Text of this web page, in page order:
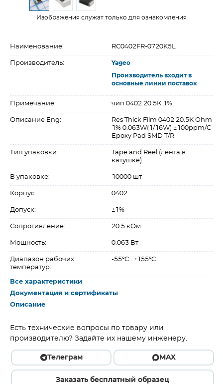
Изображения служат только для ознакомления
Наименование: RC0402FR-0720K5L
Производитель: Yageo
Производитель входит в
основные линии поставок
Примечание: чип 0402 20.5К 1%
Описание Eng:
Res Thick Film 0402 20.5K Ohm
1% 0.063W(1/16W) ±100ppm/C
Epoxy Pad SMD T/R
Тип упаковки:
Tape and Reel (лента в
катушке)
В упаковке: 10000 шт
Корпус: 0402
Допуск: ±1%
Сопротивление: 20.5 кОм
Мощность: 0.063 Вт
Диапазон рабочих
температур:
-55°C...+155°C
Все характеристики
Документация и сертификаты
Описание
Есть технические вопросы по товару или
производителю? Задайте их нашему инженеру.
Телеграм MAX
Заказать бесплатный образец